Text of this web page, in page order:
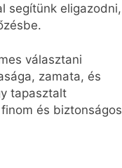
segítünk eligazodni,
választani
zamata, és
tapasztalt
és biztonságos